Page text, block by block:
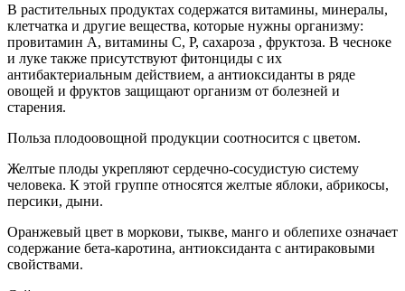
В растительных продуктах содержатся витамины, минералы,
клетчатка и другие вещества, которые нужны организму:
провитамин А, витамины С, Р, сахароза , фруктоза. В чесноке
и луке также присутствуют фитонциды с их
антибактериальным действием, а антиоксиданты в ряде
овощей и фруктов защищают организм от болезней и
старения.
Польза плодоовощной продукции соотносится с цветом.
Желтые плоды укрепляют сердечно-сосудистую систему
человека. К этой группе относятся желтые яблоки, абрикосы,
персики, дыни.
Оранжевый цвет в моркови, тыкве, манго и облепихе означает
содержание бета-каротина, антиоксиданта с антираковыми
свойствами.